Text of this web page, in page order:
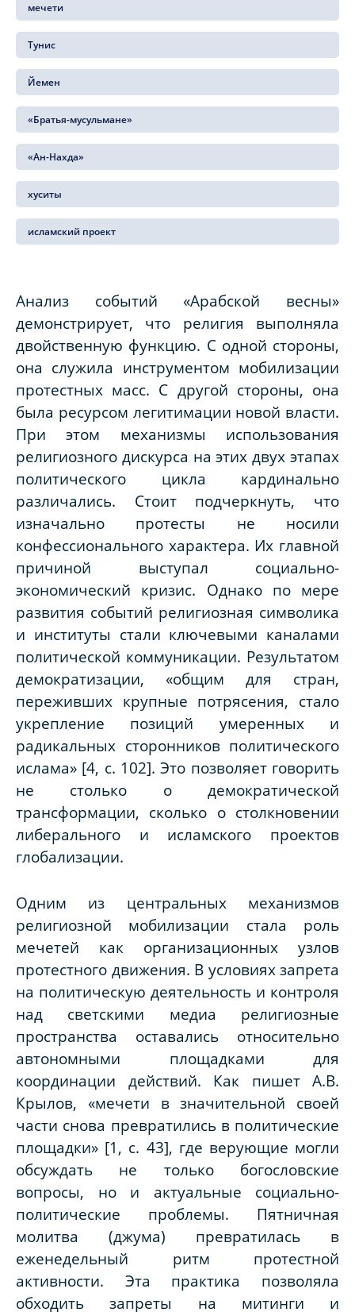
мечети
Тунис
Йемен
«Братья-мусульмане»
«Ан-Нахда»
хуситы
исламский проект
Анализ событий «Арабской весны»
демонстрирует, что религия выполняла
двойственную функцию. С одной стороны,
она служила инструментом мобилизации
протестных масс. С другой стороны, она
была ресурсом легитимации новой власти.
При этом механизмы использования
религиозного дискурса на этих двух этапах
политического цикла кардинально
различались. Стоит подчеркнуть, что
изначально протесты не носили
конфессионального характера. Их главной
причиной выступал социально-
экономический кризис. Однако по мере
развития событий религиозная символика
и институты стали ключевыми каналами
политической коммуникации. Результатом
демократизации, «общим для стран,
переживших крупные потрясения, стало
укрепление позиций умеренных и
радикальных сторонников политического
ислама» [4, с. 102]. Это позволяет говорить
не столько о демократической
трансформации, сколько о столкновении
либерального и исламского проектов
глобализации.
Одним из центральных механизмов
религиозной мобилизации стала роль
мечетей как организационных узлов
протестного движения. В условиях запрета
на политическую деятельность и контроля
над светскими медиа религиозные
пространства оставались относительно
автономными площадками для
координации действий. Как пишет А.В.
Крылов, «мечети в значительной своей
части снова превратились в политические
площадки» [1, с. 43], где верующие могли
обсуждать не только богословские
вопросы, но и актуальные социально-
политические проблемы. Пятничная
молитва (джума) превратилась в
еженедельный ритм протестной
активности. Эта практика позволяла
обходить запреты на митинги и